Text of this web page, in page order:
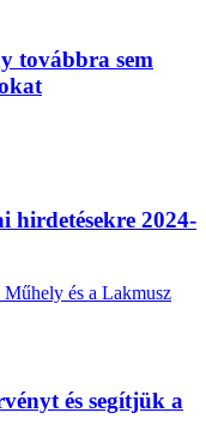
továbbra sem
2024-
és a Lakmusz
és segítjük a